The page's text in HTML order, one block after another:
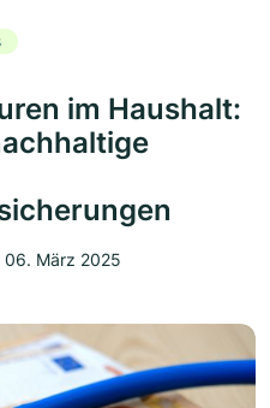
im Haushalt:
06. März 2025